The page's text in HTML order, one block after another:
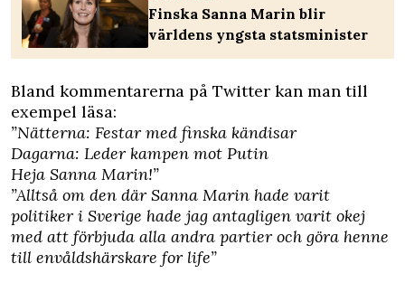
Finska Sanna Marin blir
världens yngsta statsminister
Bland kommentarerna på Twitter kan man till
exempel läsa:
”Nätterna: Festar med finska kändisar
Dagarna: Leder kampen mot Putin
Heja Sanna Marin!”
”Alltså om den där Sanna Marin hade varit
politiker i Sverige hade jag antagligen varit okej
med att förbjuda alla andra partier och göra henne
till envåldshärskare for life”